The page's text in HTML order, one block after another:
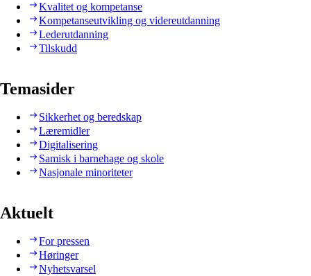
Kvalitet og kompetanse
Kompetanseutvikling og videreutdanning
Lederutdanning
Tilskudd
Temasider
Sikkerhet og beredskap
Læremidler
Digitalisering
Samisk i barnehage og skole
Nasjonale minoriteter
Aktuelt
For pressen
Høringer
Nyhetsvarsel